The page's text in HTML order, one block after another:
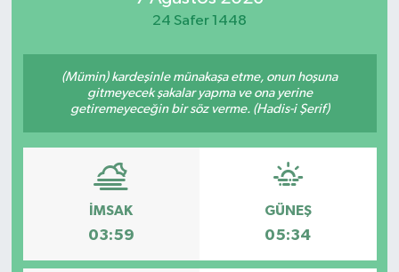
24 Safer 1448
(Mümin) kardeşinle münakaşa etme, onun hoşuna
gitmeyecek şakalar yapma ve ona yerine
getiremeyeceğin bir söz verme. (Hadis-i Şerif)
İMSAK
03:59
GÜNEŞ
05:34